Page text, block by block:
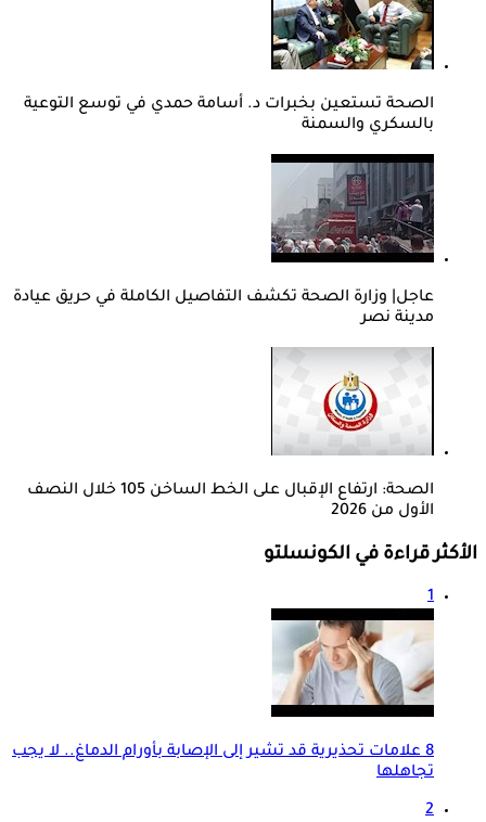
الصحة تستعين بخبرات د. أسامة حمدي في توسع التوعية
بالسكري والسمنة
عاجل| وزارة الصحة تكشف التفاصيل الكاملة في حريق عيادة
مدينة نصر
الصحة: ارتفاع الإقبال على الخط الساخن 105 خلال النصف
الأول من 2026
الأكثر قراءة في الكونسلتو
1
8 علامات تحذيرية قد تشير إلى الإصابة بأورام الدماغ.. لا يجب
تجاهلها
2